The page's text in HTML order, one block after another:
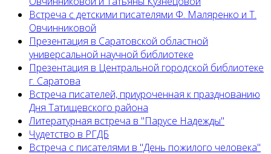
Встреча с детскими писателями Ф. Маляренко и Т.
Овчинниковой
Презентация в Саратовской областной
универсальной научной библиотеке
Презентация в Центральной городской библиотеке
г. Саратова
Встреча писателей, приуроченная к празднованию
Дня Татищевского района
Литературная встреча в "Парусе Надежды"
Чудетство в РГДБ
Встреча с писателями в "День пожилого человека"